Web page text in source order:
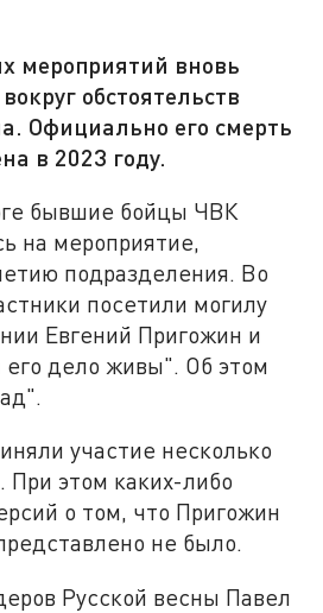
мероприятий вновь
обстоятельств
Официально его смерть
в 2023 году.
бывшие бойцы ЧВК
на мероприятие,
подразделения. Во
посетили могилу
Евгений Пригожин и
его дело живы". Об этом
участие несколько
При этом каких-либо
о том, что Пригожин
не было.
Русской весны Павел